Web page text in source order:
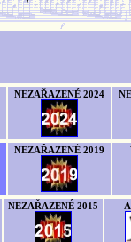
NEZAŘAZENÉ 2024
NEZAŘAZENÉ 2019
NEZAŘAZENÉ 2015